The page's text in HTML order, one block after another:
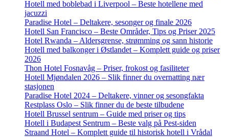
Hotell med boblebad i Liverpool – Beste hotellene med
jacuzzi
Paradise Hotel – Deltakere, sesonger og finale 2026
Hotell San Francisco – Beste Områder, Tips og Priser 2025
Hotel Rwanda – Aldersgrense, strømming og sann historie
Hotell med balkonger i Østlandet – Komplett guide og priser
2026
Thon Hotel Fosnavåg – Priser, frokost og fasiliteter
Hotell Mjøndalen 2026 – Slik finner du overnatting nær
stasjonen
Paradise Hotel 2024 – Deltakere, vinner og sesongfakta
Restplass Oslo – Slik finner du de beste tilbudene
Hotell Brussel sentrum – Guide med priser og tips
Hotell i Budapest Sentrum – Beste valg på Pest-siden
Straand Hotel – Komplett guide til historisk hotell i Vrådal